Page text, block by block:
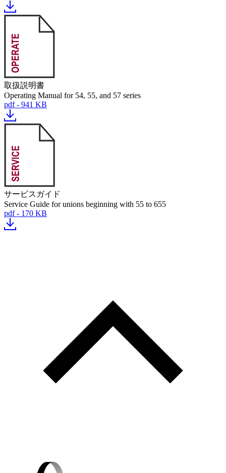
取扱説明書
Operating Manual for 54, 55, and 57 series
pdf - 941 KB
サービスガイド
Service Guide for unions beginning with 55 to 655
pdf - 170 KB